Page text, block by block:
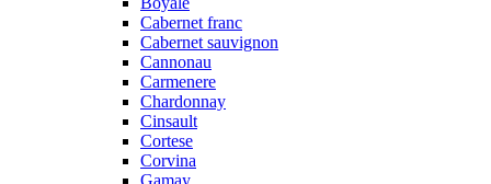
Cabernet franc
Cabernet sauvignon
Cannonau
Carmenere
Chardonnay
Cinsault
Cortese
Corvina
Gamay